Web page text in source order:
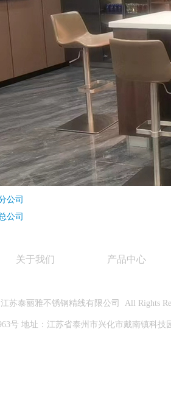
公司
公司
关于我们 产品中心
江苏泰丽雅不锈钢精线有限公司 All Rights
号 地址：江苏省泰州市兴化市戴南镇科